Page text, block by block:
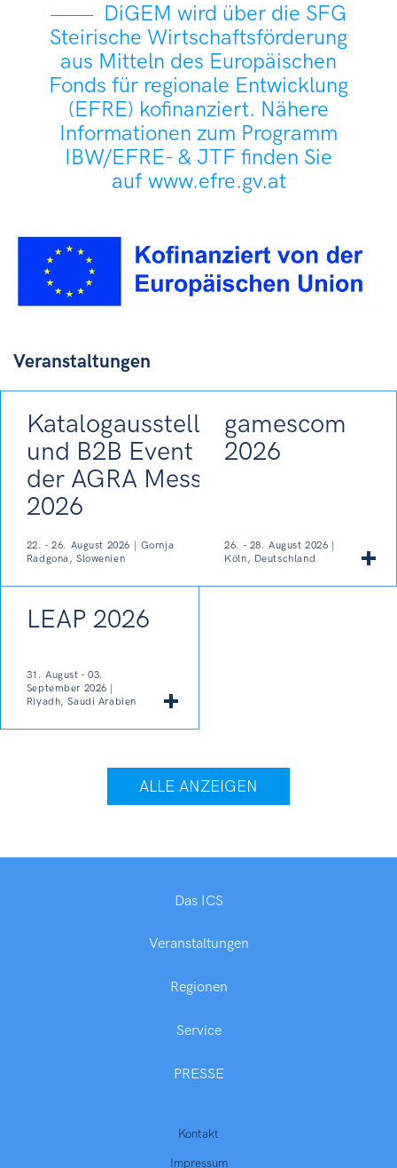
DiGEM wird über die SFG
Steirische Wirtschaftsförderung
aus Mitteln des Europäischen
Fonds für regionale Entwicklung
(EFRE) kofinanziert. Nähere
Informationen zum Programm
IBW/EFRE- & JTF finden Sie
auf www.efre.gv.at
Veranstaltungen
Katalogausstellung
und B2B Event auf
der AGRA Messe
2026
22. - 26. August 2026 | Gornja
Radgona, Slowenien
gamescom
2026
26. - 28. August 2026 |
Köln, Deutschland
LEAP 2026
31. August - 03.
September 2026 |
Riyadh, Saudi Arabien
ALLE ANZEIGEN
Das ICS
Veranstaltungen
Regionen
Service
PRESSE
Kontakt
Impressum